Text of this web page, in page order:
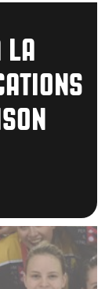
LA